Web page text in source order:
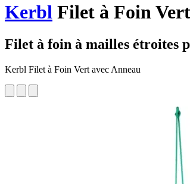
Kerbl Filet à Foin
Filet à foin à mailles étroites
Kerbl Filet à Foin Vert avec Anneau